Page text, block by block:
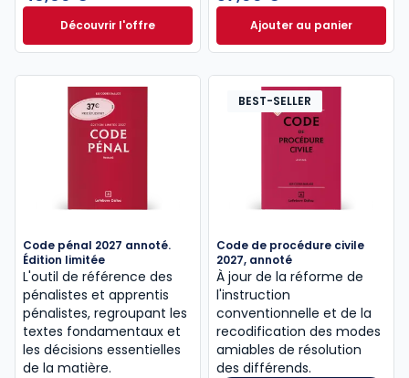
Découvrir l'offreLe guide pénal 2026. 27e éd. à partir de
Dès
Ajouter au panier
Code de
Code pénal 2027 annoté.
Édition limitée
L'outil de référence des
pénalistes et apprentis
pénalistes, regroupant les
textes fondamentaux et
les décisions essentielles
de la matière.
BEST-SELLER
Code de procédure civile
2027, annoté
À jour de la réforme de
l'instruction
conventionnelle et de la
recodification des modes
amiables de résolution
des différends.